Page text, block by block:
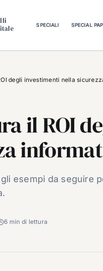
SPECIALI SPECIAL
degli investimenti nella
il ROI
esempi da seguire
6 min di lettura